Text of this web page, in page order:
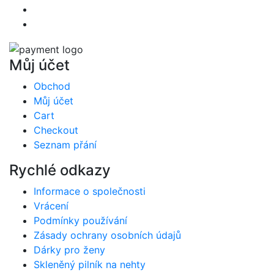
Můj účet
Obchod
Můj účet
Cart
Checkout
Seznam přání
Rychlé odkazy
Informace o společnosti
Vrácení
Podmínky používání
Zásady ochrany osobních údajů
Dárky pro ženy
Skleněný pilník na nehty